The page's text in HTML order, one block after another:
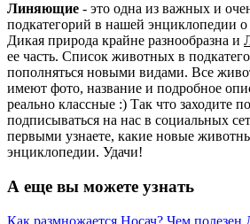
Линяющие - это одна из важных и
подкатегорий в нашей энциклопедии
Дикая природа крайне разнообразна и
ее часть. Список животных в
пополняться новыми видами. Все
имеют фото, название и подробное
реально классные :) Так что заходите
подписываться на нас в социальных
первыми узнаете, какие новые
энциклопедии. Удачи!
А еще вы можете узнать
Как размножается Носач? Чем полезен